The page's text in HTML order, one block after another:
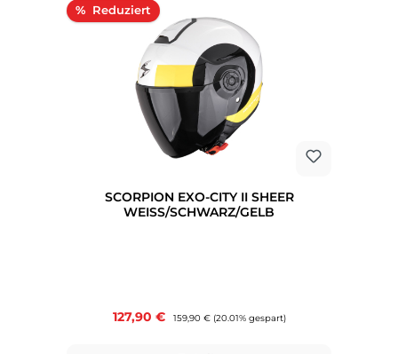
% Rabatt
SCORPION EXO-CITY II SHEER
WEISS/SCHWARZ/GELB
Verkaufspreis:
127,90 € Regulärer Preis:
159,90 € (20.01% gespart)